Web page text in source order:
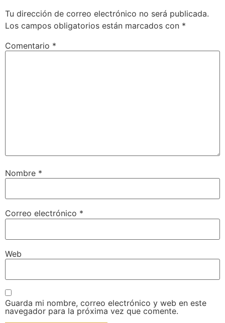
Tu dirección de correo electrónico no será publicada.
Los campos obligatorios están marcados con *
Comentario *
Nombre *
Correo electrónico *
Web
Guarda mi nombre, correo electrónico y web en este
navegador para la próxima vez que comente.